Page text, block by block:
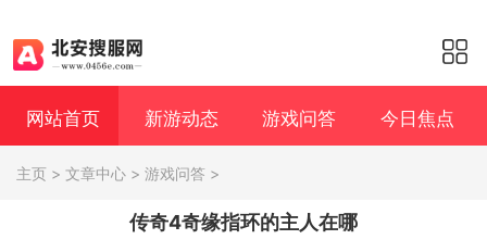
网站首页 新游动态 游戏问答 今日焦点
主页 > 文章中心 > 游戏问答 >
传奇4奇缘指环的主人在哪